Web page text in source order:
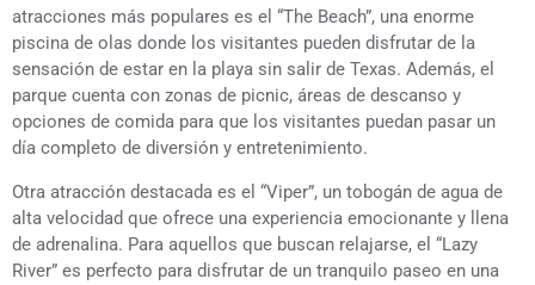
atracciones más populares es el “The Beach”, una enorme
piscina de olas donde los visitantes pueden disfrutar de la
sensación de estar en la playa sin salir de Texas. Además, el
parque cuenta con zonas de picnic, áreas de descanso y
opciones de comida para que los visitantes puedan pasar un
día completo de diversión y entretenimiento.
Otra atracción destacada es el “Viper”, un tobogán de agua de
alta velocidad que ofrece una experiencia emocionante y llena
de adrenalina. Para aquellos que buscan relajarse, el “Lazy
River” es perfecto para disfrutar de un tranquilo paseo en una